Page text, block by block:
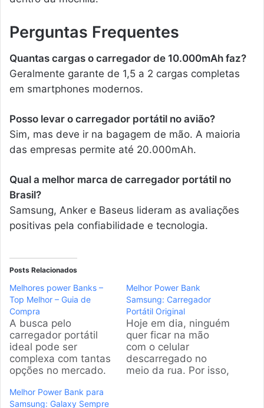
Perguntas Frequentes
Quantas cargas o carregador de 10.000mAh faz?
Geralmente garante de 1,5 a 2 cargas completas
em smartphones modernos.
Posso levar o carregador portátil no avião?
Sim, mas deve ir na bagagem de mão. A maioria
das empresas permite até 20.000mAh.
Qual a melhor marca de carregador portátil no
Brasil?
Samsung, Anker e Baseus lideram as avaliações
positivas pela confiabilidade e tecnologia.
Posts Relacionados
Melhores power Banks –
Top Melhor – Guia de
Compra
A busca pelo
carregador portátil
ideal pode ser
complexa com tantas
opções no mercado.
uma análise
Melhor Power Bank
Samsung: Carregador
Portátil Original
Hoje em dia, ninguém
quer ficar na mão
com o celular
descarregado no
meio da rua. Por isso,
Melhor Power Bank para
Samsung: Galaxy Sempre